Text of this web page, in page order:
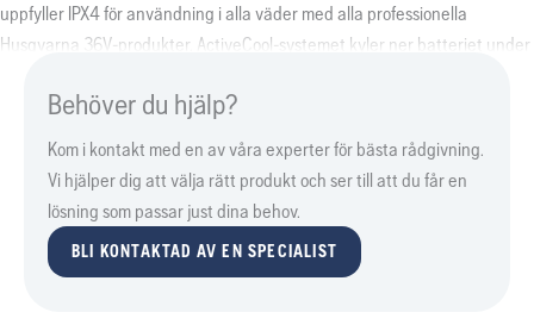
uppfyller IPX4 för användning i alla väder med alla professionella
Husqvarna 36V-produkter. ActiveCool-systemet kyler ner batteriet under
Behöver du hjälp?
Kom i kontakt med en av våra experter för bästa rådgivning.
Vi hjälper dig att välja rätt produkt och ser till att du får en
lösning som passar just dina behov.
BLI KONTAKTAD AV EN SPECIALIST